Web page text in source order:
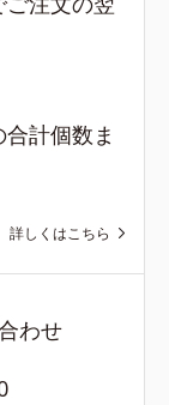
計個数ま
詳しくはこちら
わせ